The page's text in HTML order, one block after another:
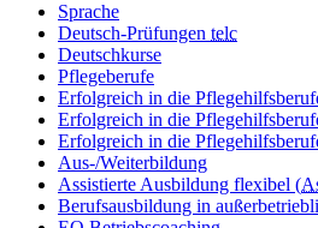
Sprache
Deutsch-Prüfungen telc
Deutschkurse
Pflegeberufe
Erfolgreich in die
Erfolgreich in die
Erfolgreich in die
Aus-/Weiterbildung
Assistierte Ausbildung flexibel (
Berufsausbildung in